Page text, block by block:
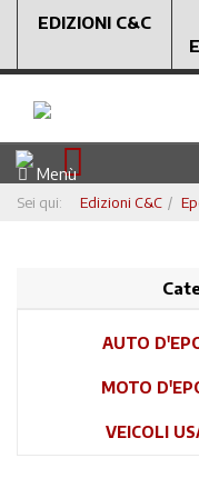
EDIZIONI C&C
Menù
Sei qui: Edizioni C&C
AUTO
MOTO
VEICOLI